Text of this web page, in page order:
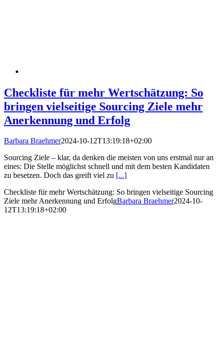
Checkliste für mehr Wertschätzung: So
bringen vielseitige Sourcing Ziele mehr
Anerkennung und Erfolg
Barbara Braehmer2024-10-12T13:19:18+02:00
Sourcing Ziele – klar, da denken die meisten von uns erstmal nur an
eines: Die Stelle möglichst schnell und mit dem besten Kandidaten
zu besetzen. Doch das greift viel zu [...]
Checkliste für mehr Wertschätzung: So bringen vielseitige Sourcing
Ziele mehr Anerkennung und ErfolgBarbara Braehmer2024-10-
12T13:19:18+02:00